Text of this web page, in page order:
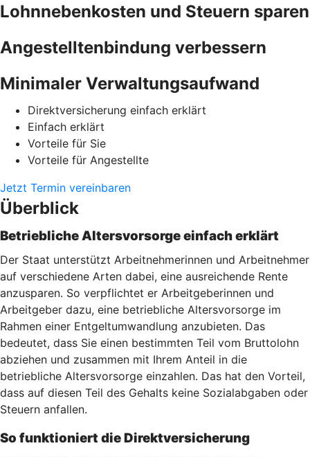
Lohnnebenkosten und Steuern sparen
Angestelltenbindung verbessern
Minimaler Verwaltungsaufwand
Direktversicherung einfach erklärt
Einfach erklärt
Vorteile für Sie
Vorteile für Angestellte
Jetzt Termin vereinbaren
Überblick
Betriebliche Altersvorsorge einfach erklärt
Der Staat unterstützt Arbeitnehmerinnen und Arbeitnehmer
auf verschiedene Arten dabei, eine ausreichende Rente
anzusparen. So verpflichtet er Arbeitgeberinnen und
Arbeitgeber dazu, eine betriebliche Altersvorsorge im
Rahmen einer Entgeltumwandlung anzubieten. Das
bedeutet, dass Sie einen bestimmten Teil vom Bruttolohn
abziehen und zusammen mit Ihrem Anteil in die
betriebliche Altersvorsorge einzahlen. Das hat den Vorteil,
dass auf diesen Teil des Gehalts keine Sozialabgaben oder
Steuern anfallen.
So funktioniert die Direktversicherung